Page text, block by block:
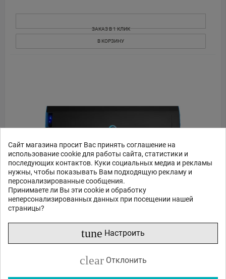
Сайт магазина просит Вас принять соглашение на
использование cookie для работы сайта, статистики и
последующих контактов. Куки социальных медиа и рекламы
нужны, чтобы показывать Вам подходящую рекламу и
персонализированные сообщения.
Принимаете ли Вы эти cookie и обработку
неперсонализированных данных при посещении нашей
страницы?
tune Настроить
clear Отклонить
ЗАКАЗ В 1 КЛИК
В КОРЗИНУ
OWC JELLYFISH R24 (432TB) LFJFRACKC0432/R24